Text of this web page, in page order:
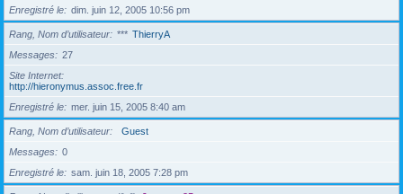
Enregistré le
dim. juin 12, 2005 10:56 pm
Rang, Nom d’utilisateur *** ThierryA
Messages
27
Site Internet
http://hieronymus.assoc.free.fr
Enregistré le
mer. juin 15, 2005 8:40 am
Rang, Nom d’utilisateur
Guest
Messages
0
Enregistré le
sam. juin 18, 2005 7:28 pm